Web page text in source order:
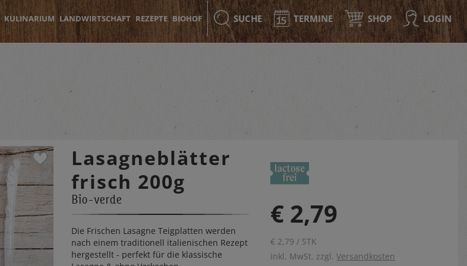
KULINARIUM LANDWIRTSCHAFT REZEPTE BIOHOF SUCHE TERMINE SHOP LOGIN
Lasagneblätter
frisch 200g
Bio-verde
Die Frischen Lasagne Teigplatten werden
nach einem traditionell italienischen Rezept
hergestellt - perfekt für die klassische
€ 2,79
€ 2,79 / STK
inkl. MwSt. zzgl.Versandkosten